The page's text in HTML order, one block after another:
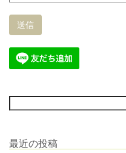
最近の投稿